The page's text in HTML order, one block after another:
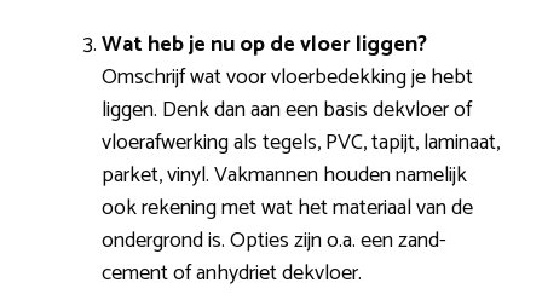
Wat heb je nu op de vloer liggen?
Omschrijf wat voor vloerbedekking je hebt
liggen. Denk dan aan een basis dekvloer of
vloerafwerking als tegels, PVC, tapijt, laminaat,
parket, vinyl. Vakmannen houden namelijk
ook rekening met wat het materiaal van de
ondergrond is. Opties zijn o.a. een zand-
cement of anhydriet dekvloer.